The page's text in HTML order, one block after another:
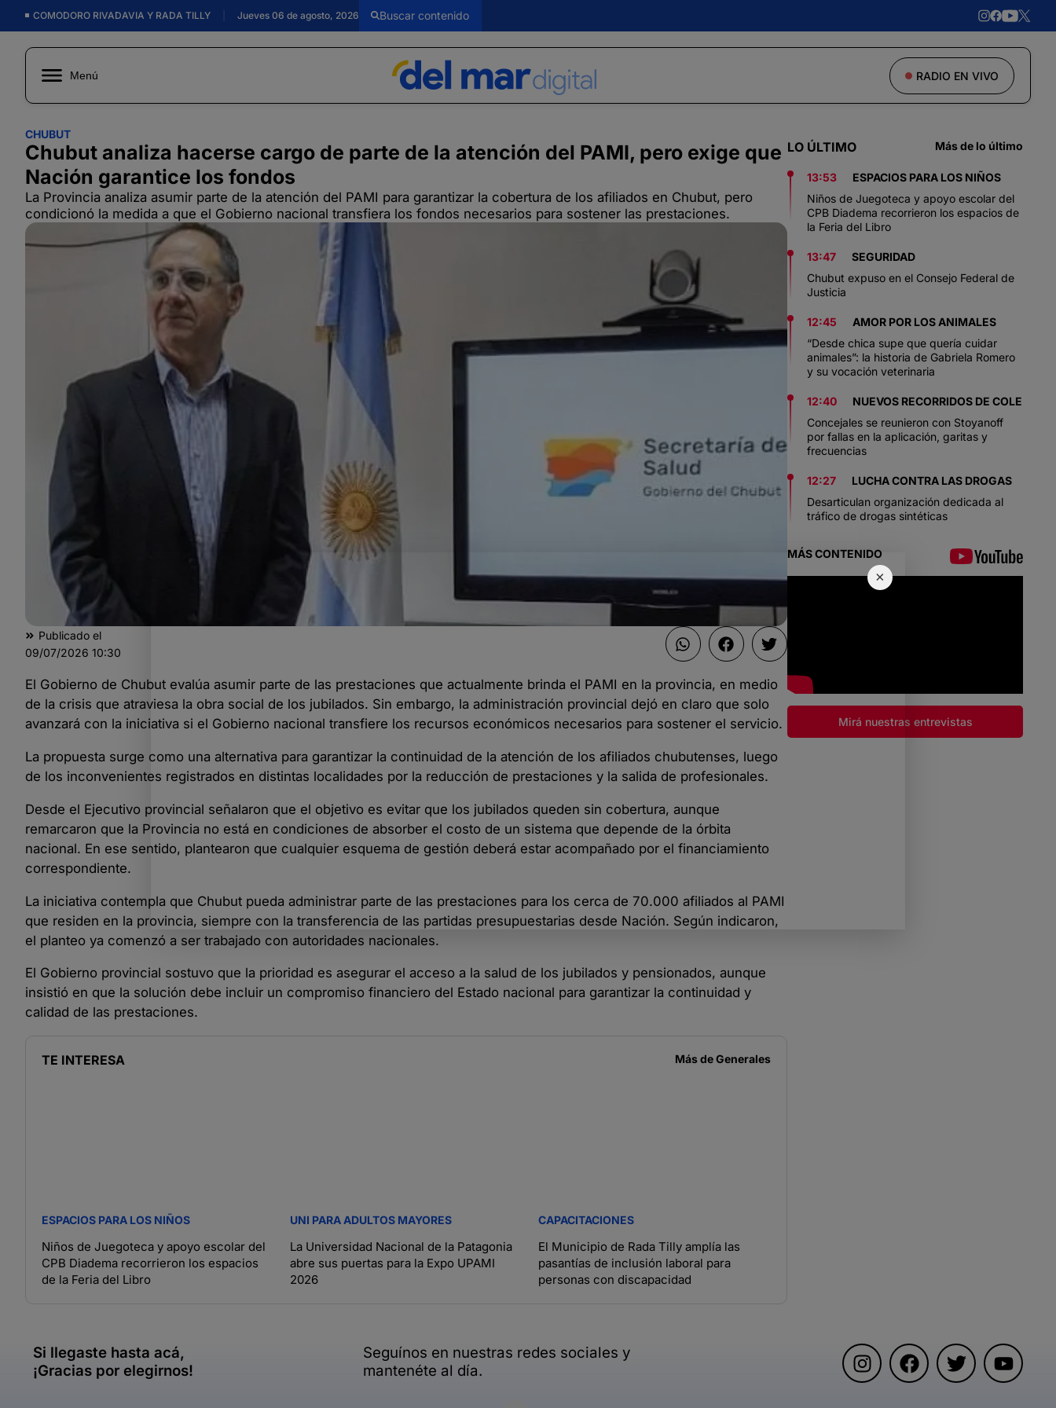
COMODORO RIVADAVIA Y RADA TILLY Jueves 06 de agosto, 2026
Menú RADIO EN VIVO
×
CHUBUT
Chubut analiza hacerse cargo de parte de la atención del PAMI, pero exige que
Nación garantice los fondos
La Provincia analiza asumir parte de la atención del PAMI para garantizar la cobertura de los afiliados en Chubut, pero
condicionó la medida a que el Gobierno nacional transfiera los fondos necesarios para sostener las prestaciones.
Publicado el
09/07/2026 10:30
El Gobierno de Chubut evalúa asumir parte de las prestaciones que actualmente brinda el PAMI en la provincia, en medio
de la crisis que atraviesa la obra social de los jubilados. Sin embargo, la administración provincial dejó en claro que solo
avanzará con la iniciativa si el Gobierno nacional transfiere los recursos económicos necesarios para sostener el servicio.
La propuesta surge como una alternativa para garantizar la continuidad de la atención de los afiliados chubutenses, luego
de los inconvenientes registrados en distintas localidades por la reducción de prestaciones y la salida de profesionales.
Desde el Ejecutivo provincial señalaron que el objetivo es evitar que los jubilados queden sin cobertura, aunque
remarcaron que la Provincia no está en condiciones de absorber el costo de un sistema que depende de la órbita
nacional. En ese sentido, plantearon que cualquier esquema de gestión deberá estar acompañado por el financiamiento
correspondiente.
La iniciativa contempla que Chubut pueda administrar parte de las prestaciones para los cerca de 70.000 afiliados al PAMI
que residen en la provincia, siempre con la transferencia de las partidas presupuestarias desde Nación. Según indicaron,
el planteo ya comenzó a ser trabajado con autoridades nacionales.
El Gobierno provincial sostuvo que la prioridad es asegurar el acceso a la salud de los jubilados y pensionados, aunque
insistió en que la solución debe incluir un compromiso financiero del Estado nacional para garantizar la continuidad y
calidad de las prestaciones.
TE INTERESA Más deGenerales
ESPACIOS PARA LOS NIÑOS
Niños de Juegoteca y apoyo escolar del
CPB Diadema recorrieron los espacios
de la Feria del Libro
UNI PARA ADULTOS MAYORES
La Universidad Nacional de la Patagonia
abre sus puertas para la Expo UPAMI
2026
CAPACITACIONES
El Municipio de Rada Tilly amplía las
pasantías de inclusión laboral para
personas con discapacidad
LO ÚLTIMO Más de lo último
13:53
ESPACIOS PARA LOS NIÑOS
Niños de Juegoteca y apoyo escolar del
CPB Diadema recorrieron los espacios de
la Feria del Libro
13:47
SEGURIDAD
Chubut expuso en el Consejo Federal de
Justicia
12:45
AMOR POR LOS ANIMALES
“Desde chica supe que quería cuidar
animales”: la historia de Gabriela Romero
y su vocación veterinaria
12:40
NUEVOS RECORRIDOS DE COLE
Concejales se reunieron con Stoyanoff
por fallas en la aplicación, garitas y
frecuencias
12:27
LUCHA CONTRA LAS DROGAS
Desarticulan organización dedicada al
tráfico de drogas sintéticas
MÁS CONTENIDO
Mirá nuestras entrevistas
Si llegaste hasta acá,
¡Gracias por elegirnos!
Seguínos en nuestras redes sociales y
mantenéte al día.